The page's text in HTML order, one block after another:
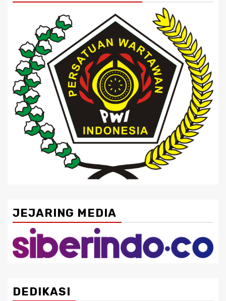
JEJARING MEDIA
DEDIKASI